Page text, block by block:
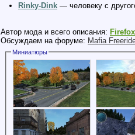
Rinky-Dink — человеку с
Автор мода и всего описания:
Обсуждаем на форуме: Mafia
Миниатюры